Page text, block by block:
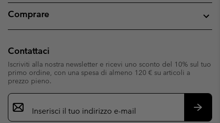
Comprare
Contattaci
Iscriviti alla nostra newsletter e ricevi uno sconto del 10% sul tuo
primo ordine, con una spesa di almeno 120 € su articoli a
prezzo pieno.
Iscrizione
e-
mail